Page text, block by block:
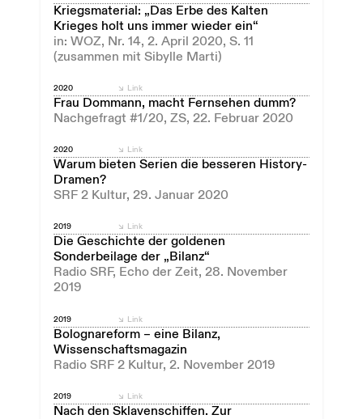
Kriegsmaterial: „Das Erbe des Kalten
Krieges holt uns immer wieder ein“
in: WOZ, Nr. 14, 2. April 2020, S. 11
(zusammen mit Sibylle Marti)
2020
Frau Dommann, macht Fernsehen dumm?
Nachgefragt #1/20, ZS, 22. Februar 2020
Link
2020
Warum bieten Serien die besseren History-
Dramen?
SRF 2 Kultur, 29. Januar 2020
Link
2019
Die Geschichte der goldenen
Sonderbeilage der „Bilanz“
Radio SRF, Echo der Zeit, 28. November
2019
Link
2019
Bolognareform – eine Bilanz,
Wissenschaftsmagazin
Radio SRF 2 Kultur, 2. November 2019
Link
2019
Nach den Sklavenschiffen. Zur
Link